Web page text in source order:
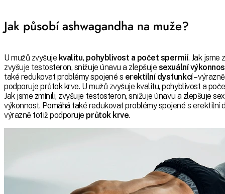
Jak působí ashwagandha na muže?
U mužů zvyšuje kvalitu, pohyblivost a počet spermií. Jak jsme
zvyšuje testosteron, snižuje únavu a zlepšuje sexuální
také redukovat problémy spojené s erektilní dysfunkcí–
podporuje průtok krve. U mužů zvyšuje kvalitu, pohyblivost a
Jak jsme zmínili, zvyšuje testosteron, snižuje únavu a zlepšuje
výkonnost. Pomáhá také redukovat problémy spojené s erektilní
výrazně totiž podporuje průtok krve.